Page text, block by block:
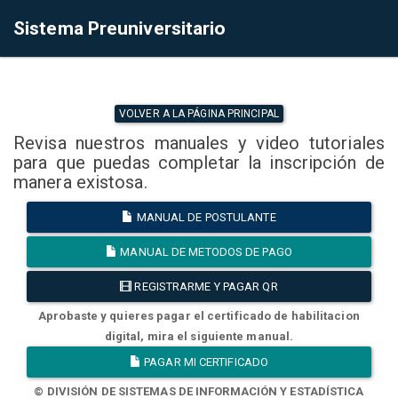
Sistema Preuniversitario
VOLVER A LA PÁGINA PRINCIPAL
Revisa nuestros manuales y video tutoriales
para que puedas completar la inscripción de
manera existosa.
MANUAL DE POSTULANTE
MANUAL DE METODOS DE PAGO
REGISTRARME Y PAGAR QR
Aprobaste y quieres pagar el certificado de habilitacion
digital, mira el siguiente manual.
PAGAR MI CERTIFICADO
© DIVISIÓN DE SISTEMAS DE INFORMACIÓN Y ESTADÍSTICA